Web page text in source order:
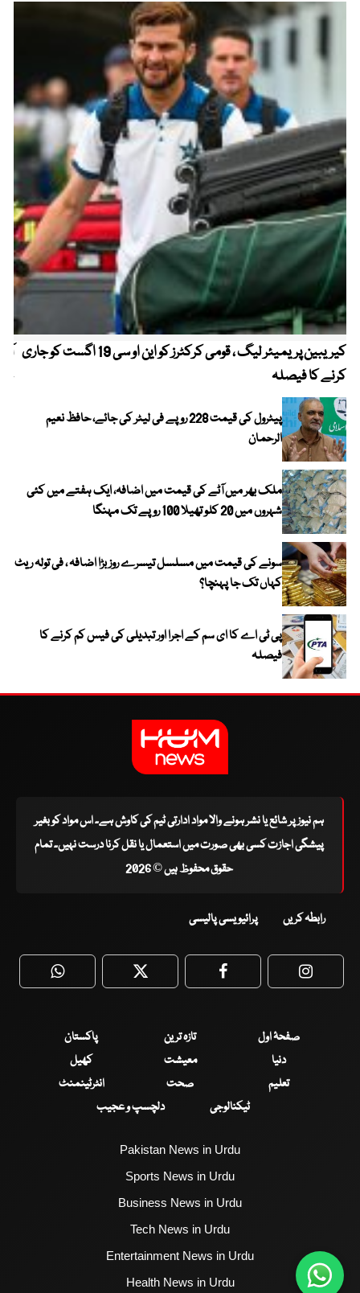
کیریبین پریمیئر لیگ ، قومی کرکٹرز کو این او سی 19 اگست کو جاری
کرنے کا فیصلہ
پیٹرول کی قیمت 228 روپے فی لیٹر کی جائے، حافظ نعیم
الرحمان
ملک بھر میں آٹے کی قیمت میں اضافہ، ایک ہفتے میں کئی
شہروں میں 20 کلو تھیلا 100 روپے تک مہنگا
سونے کی قیمت میں مسلسل تیسرے روز بڑا اضافہ ، فی تولہ ریٹ
کہاں تک جا پہنچا؟
پی ٹی اے کا ای سم کے اجرا اور تبدیلی کی فیس کم کرنے کا
فیصلہ
ہم نیوز پر شائع یا نشر ہونے والا مواد ادارتی ٹیم کی کاوش ہے۔ اس مواد کو بغیر
پیشگی اجازت کسی بھی صورت میں استعمال یا نقل کرنا درست نہیں۔ تمام
حقوق محفوظ ہیں © 2026
رابطہ کریں پرائیویسی پالیسی
WhatsApp Twitter Facebook
صفحۂ اول تازہ ترین
پاکستان
دنیا
معیشت
کھیل
تعلیم
صحت
انٹرٹینمنٹ
ٹیکنالوجی
دلچسپ و عجیب
Pakistan News in Urdu
Sports News in Urdu
Business News in Urdu
Tech News in Urdu
Entertainment News in Urdu
Health News in Urdu